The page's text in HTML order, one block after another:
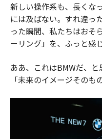
新しい操作系も、長くな
には及ばない。すれ違っ
った瞬間、私たちはおそ
ーリング」を、ふっと感
ああ、これはBMWだ、
「未来のイメージそのも